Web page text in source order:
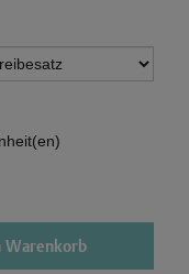
Warenkorb